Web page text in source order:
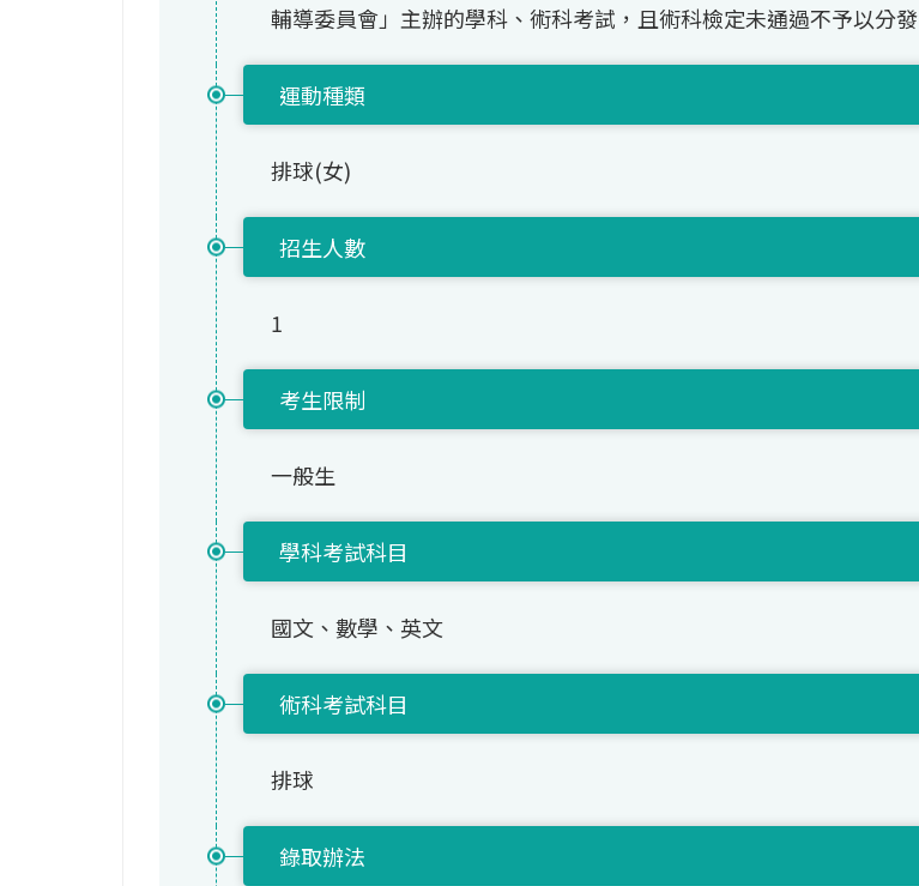
輔導委員會」主辦的學科、術科考試，且術科檢定未通過不予以分發
運動種類
排球(女)
招生人數
1
考生限制
一般生
學科考試科目
國文、數學、英文
術科考試科目
排球
錄取辦法